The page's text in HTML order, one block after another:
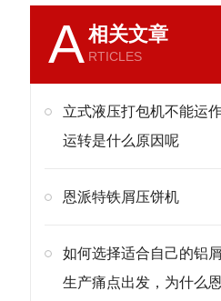
A相关文章
RTICLES
立式液压打包机不能运
运转是什么原因呢
恩派特铁屑压饼机
如何选择适合自己的铝
生产痛点出发，为什么